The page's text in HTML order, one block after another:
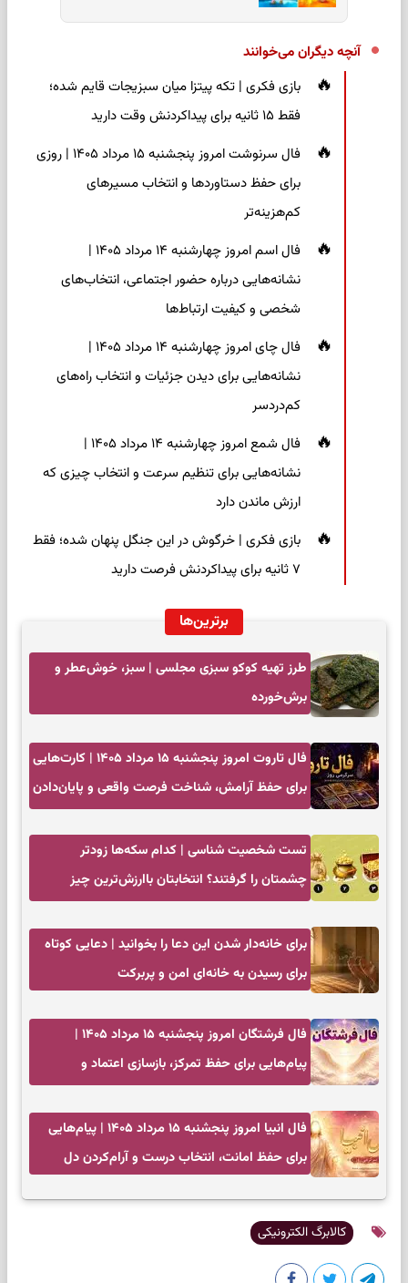
آنچه دیگران می‌خوانند
بازی فکری | تکه پیتزا میان سبزیجات قایم شده؛
فقط ۱۵ ثانیه برای پیداکردنش وقت دارید
فال سرنوشت امروز پنجشنبه ۱۵ مرداد ۱۴۰۵ | روزی
برای حفظ دستاوردها و انتخاب مسیرهای
کم‌هزینه‌تر
فال اسم امروز چهارشنبه ۱۴ مرداد ۱۴۰۵ |
نشانه‌هایی درباره حضور اجتماعی، انتخاب‌های
شخصی و کیفیت ارتباط‌ها
فال چای امروز چهارشنبه ۱۴ مرداد ۱۴۰۵ |
نشانه‌هایی برای دیدن جزئیات و انتخاب راه‌های
کم‌دردسر
فال شمع امروز چهارشنبه ۱۴ مرداد ۱۴۰۵ |
نشانه‌هایی برای تنظیم سرعت و انتخاب چیزی که
ارزش ماندن دارد
بازی فکری | خرگوش در این جنگل پنهان شده؛ فقط
۷ ثانیه برای پیداکردنش فرصت دارید
برترین‌ها
طرز تهیه کوکو سبزی مجلسی | سبز، خوش‌عطر و
برش‌خورده
فال تاروت امروز پنجشنبه ۱۵ مرداد ۱۴۰۵ | کارت‌هایی
برای حفظ آرامش، شناخت فرصت واقعی و پایان‌دادن
تست شخصیت شناسی | کدام سکه‌ها زودتر
چشمتان را گرفتند؟ انتخابتان باارزش‌ترین چیز
برای خانه‌دار شدن این دعا را بخوانید | دعایی کوتاه
برای رسیدن به خانه‌ای امن و پربرکت
فال فرشتگان امروز پنجشنبه ۱۵ مرداد ۱۴۰۵ |
پیام‌هایی برای حفظ تمرکز، بازسازی اعتماد و
فال انبیا امروز پنجشنبه ۱۵ مرداد ۱۴۰۵ | پیام‌هایی
برای حفظ امانت، انتخاب درست و آرام‌کردن دل
کالابرگ الکترونیکی